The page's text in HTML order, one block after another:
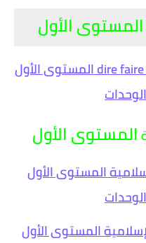
المستوى الأول
جذاذات اللغة الفرنسية dire faire et agir المستوى الأول
المستوى الأول
المستوى الأول
المستوى الأول